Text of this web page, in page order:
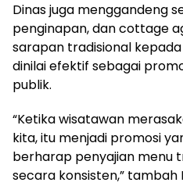
Dinas juga menggandeng
penginapan, dan cottage
sarapan tradisional
dinilai efektif sebagai
publik.
“Ketika wisatawan
kita, itu menjadi promosi
berharap penyajian menu
secara konsisten,” tambah